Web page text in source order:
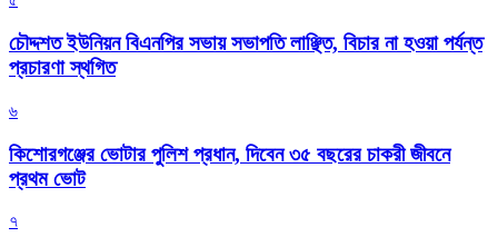
চৌদ্দশত ইউনিয়ন বিএনপির সভায় সভাপতি লাঞ্ছিত, বিচার না হওয়া পর্যন্ত
প্রচারণা স্থগিত
৬
কিশোরগঞ্জের ভোটার পুলিশ প্রধান, দিবেন ৩৫ বছরের চাকরী জীবনে
প্রথম ভোট
৭